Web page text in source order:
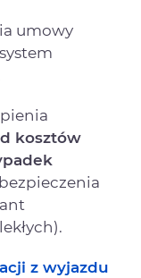
umowy
kosztów
z wyjazdu